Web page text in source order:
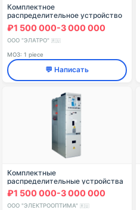
Комплектное
распределительное устройство
₽1 500 000-3 000 000
ООО "ЭЛАТРО" 🇷🇺
МОЗ: 1 piece
💬 Написать
Комплектные
распределительные устройства
КРУ - 20 кВ "Техно"
₽1 500 000-3 000 000
ООО "ЭЛЕКТРООПТИМА" 🇷🇺